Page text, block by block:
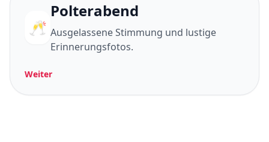
🥂
Polterabend
Ausgelassene Stimmung und lustige
Erinnerungsfotos.
Weiter